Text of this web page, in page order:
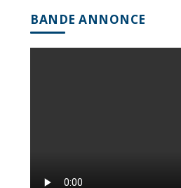
BANDE ANNONCE